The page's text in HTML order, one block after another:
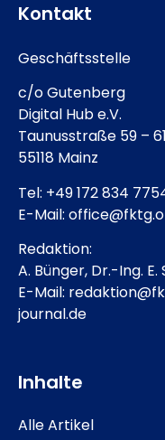
Kontakt
Geschäftsstelle
c/o Gutenberg
Digital Hub e.V.
Taunusstraße 59 – 61
55118 Mainz
Tel: +49 172 834
E-Mail:
Redaktion:
A. Bünger, Dr.-Ing. E.
E-Mail:
journal.de
Inhalte
Alle Artikel